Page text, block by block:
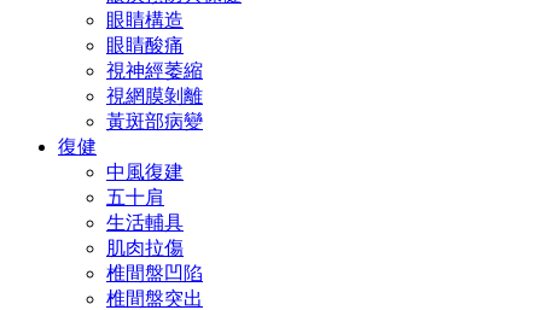
眼睛構造
眼睛酸痛
視神經萎縮
視網膜剝離
黃斑部病變
復健
中風復建
五十肩
生活輔具
肌肉拉傷
椎間盤凹陷
椎間盤突出